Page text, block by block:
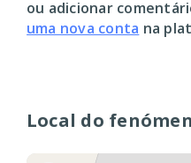
Local do
ou adicionar
uma nova conta na